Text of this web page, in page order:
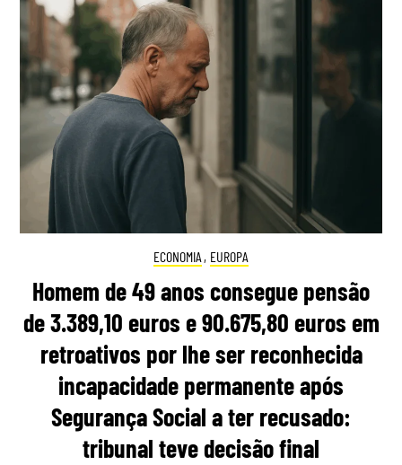
ECONOMIA , EUROPA
Homem de 49 anos consegue pensão
de 3.389,10 euros e 90.675,80 euros em
retroativos por lhe ser reconhecida
incapacidade permanente após
Segurança Social a ter recusado:
tribunal teve decisão final